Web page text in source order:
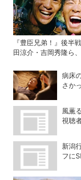
『豊臣兄弟！』後半
田涼介・吉岡秀隆ら
物のビジュアル解禁
奮「キター！！」病床
さか
風薫
視聴
新潟
フに